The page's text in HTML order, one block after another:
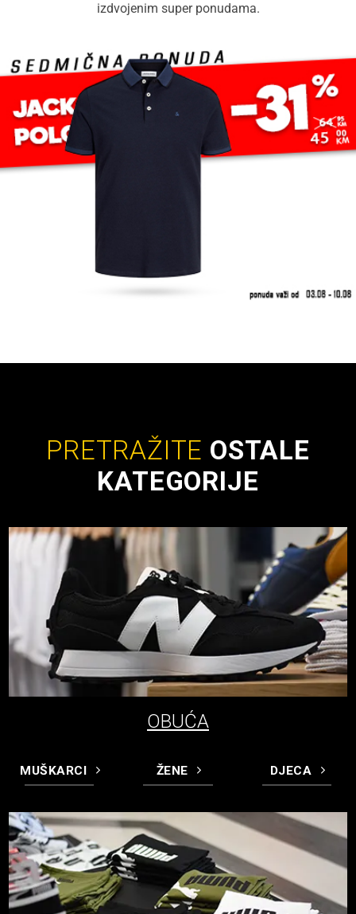
izdvojenim super ponudama.
PRETRAŽITE OSTALE
KATEGORIJE
OBUĆA
MUŠKARCI ŽENE DJECA